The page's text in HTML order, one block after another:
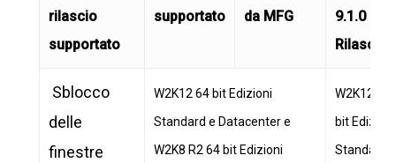
rilascio
supportato
supportato
da MFG
9.1.0
Rilascio
Sblocco
delle
finestre
W2K12 64 bit Edizioni
Standard e Datacenter e
W2K8 R2 64 bit Edizioni
W2K12 64
bit Edizioni
Standard